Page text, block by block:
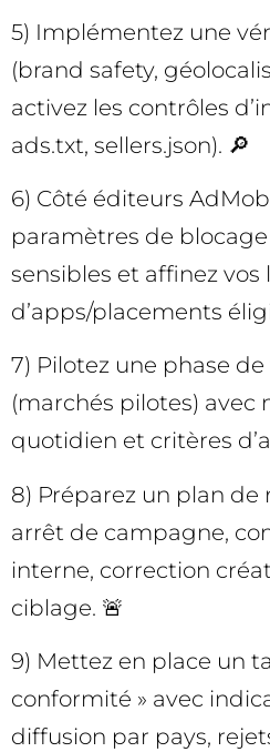
5) Implémentez une
(brand safety,
activez les contrôles
ads.txt, sellers.json). 🔎
6) Côté éditeurs
paramètres de
sensibles et affinez vos
d’apps/placements
7) Pilotez une phase
(marchés pilotes) avec
quotidien et critères
8) Préparez un plan de
arrêt de campagne,
interne, correction
ciblage. 🚨
9) Mettez en place un
conformité » avec
diffusion par pays,